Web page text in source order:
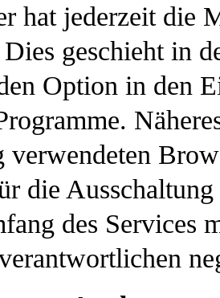
hat jederzeit die
geschieht in
Option in den
verwendeten
die
des Services